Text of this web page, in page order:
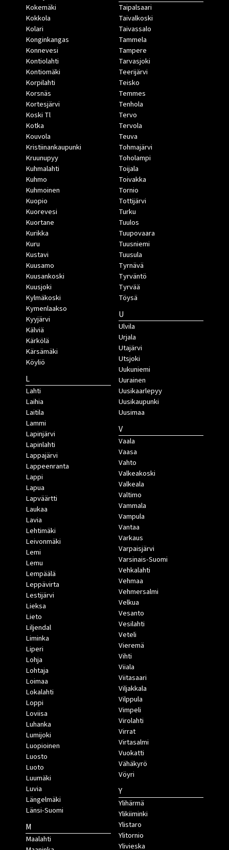
Kokemäki
Kokkola
Kolari
Konginkangas
Konnevesi
Kontiolahti
Kontiomäki
Korpilahti
Korsnäs
Kortesjärvi
Koski Tl
Kotka
Kouvola
Kristiinankaupunki
Kruunupyy
Kuhmalahti
Kuhmo
Kuhmoinen
Kuopio
Kuorevesi
Kuortane
Kurikka
Kuru
Kustavi
Kuusamo
Kuusankoski
Kuusjoki
Kylmäkoski
Kymenlaakso
Kyyjärvi
Kälviä
Kärkölä
Kärsämäki
Köyliö
L
Lahti
Laihia
Laitila
Lammi
Lapinjärvi
Lapinlahti
Lappajärvi
Lappeenranta
Lappi
Lapua
Lapväärtti
Laukaa
Lavia
Lehtimäki
Leivonmäki
Lemi
Lemu
Lempäälä
Leppävirta
Lestijärvi
Lieksa
Lieto
Liljendal
Liminka
Liperi
Lohja
Lohtaja
Loimaa
Lokalahti
Loppi
Loviisa
Luhanka
Lumijoki
Luopioinen
Luosto
Luoto
Luumäki
Luvia
Längelmäki
Länsi-Suomi
M
Maalahti
Taipalsaari
Taivalkoski
Taivassalo
Tammela
Tampere
Tarvasjoki
Teerijärvi
Teisko
Temmes
Tenhola
Tervo
Tervola
Teuva
Tohmajärvi
Toholampi
Toijala
Toivakka
Tornio
Tottijärvi
Turku
Tuulos
Tuupovaara
Tuusniemi
Tuusula
Tyrnävä
Tyrväntö
Tyrvää
Töysä
U
Ulvila
Urjala
Utajärvi
Utsjoki
Uukuniemi
Uurainen
Uusikaarlepyy
Uusikaupunki
Uusimaa
V
Vaala
Vaasa
Vahto
Valkeakoski
Valkeala
Valtimo
Vammala
Vampula
Vantaa
Varkaus
Varpaisjärvi
Varsinais-Suomi
Vehkalahti
Vehmaa
Vehmersalmi
Velkua
Vesanto
Vesilahti
Veteli
Vieremä
Vihti
Viiala
Viitasaari
Viljakkala
Vilppula
Vimpeli
Virolahti
Virrat
Virtasalmi
Vuokatti
Vähäkyrö
Vöyri
Y
Ylihärmä
Ylikiiminki
Ylistaro
Ylitornio
Ylivieska